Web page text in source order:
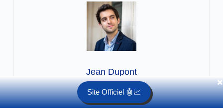
Site Officiel 🤖📈
✖️
Jean Dupont
Jean Dupont est un expert chevronné dans le domaine
des cryptomonnaies et de la technologie blockchain.